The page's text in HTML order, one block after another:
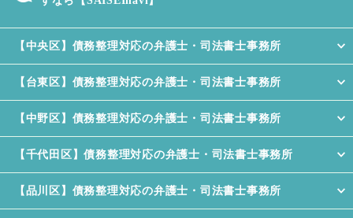
【中央区】債務整理対応の弁護士・司法書士事務所
【台東区】債務整理対応の弁護士・司法書士事務所
【中野区】債務整理対応の弁護士・司法書士事務所
【千代田区】債務整理対応の弁護士・司法書士事務所
【品川区】債務整理対応の弁護士・司法書士事務所